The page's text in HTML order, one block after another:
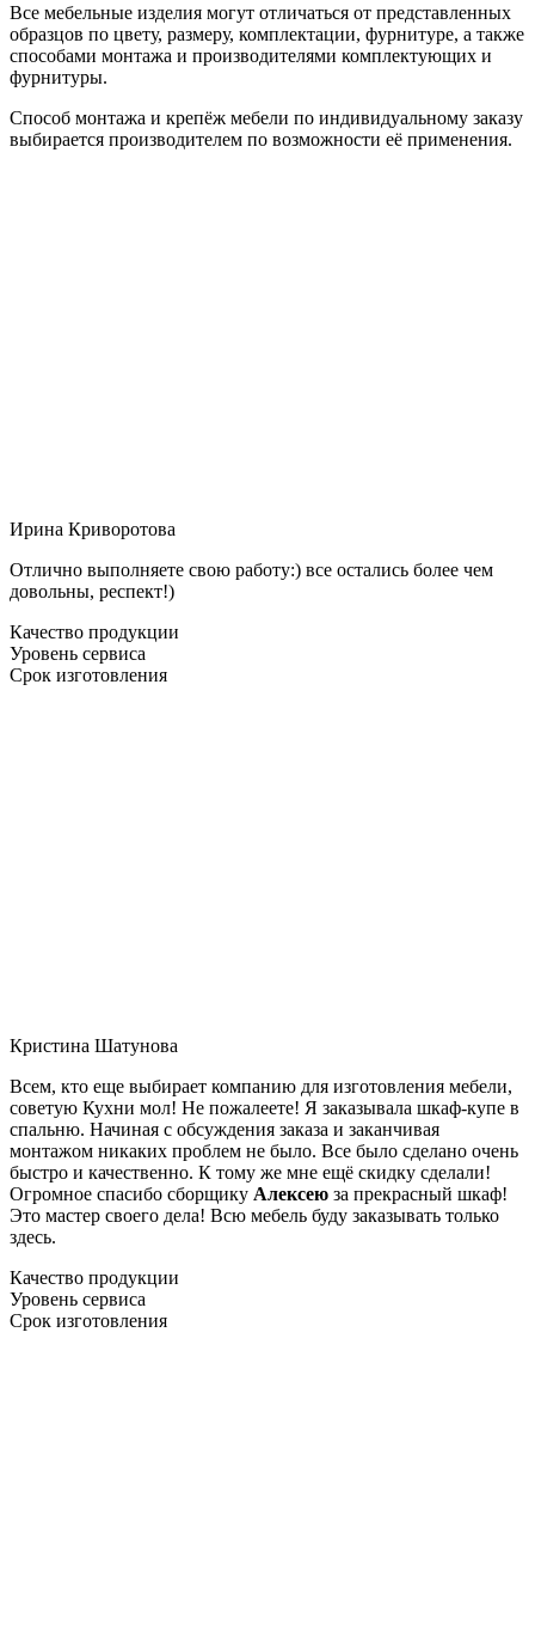
Все мебельные изделия могут отличаться от представленных
образцов по цвету, размеру, комплектации, фурнитуре, а также
способами монтажа и производителями комплектующих и
фурнитуры.
Способ монтажа и крепёж мебели по индивидуальному заказу
выбирается производителем по возможности её применения.
Ирина Криворотова
Отлично выполняете свою работу:) все остались более чем
довольны, респект!)
Качество продукции
Уровень сервиса
Срок изготовления
Кристина Шатунова
Всем, кто еще выбирает компанию для изготовления мебели,
советую Кухни мол! Не пожалеете! Я заказывала шкаф-купе в
спальню. Начиная с обсуждения заказа и заканчивая
монтажом никаких проблем не было. Все было сделано очень
быстро и качественно. К тому же мне ещё скидку сделали!
Огромное спасибо сборщику Алексею за прекрасный шкаф!
Это мастер своего дела! Всю мебель буду заказывать только
здесь.
Качество продукции
Уровень сервиса
Срок изготовления